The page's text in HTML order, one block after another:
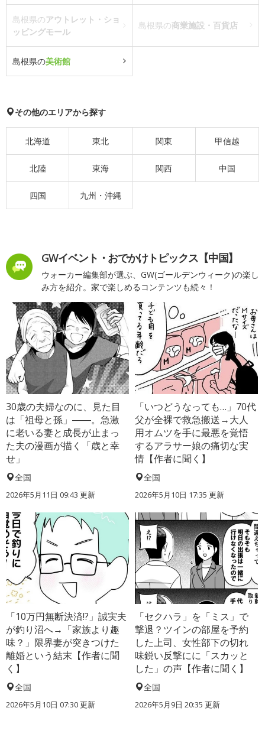
島根県のアウトレット・ショ
ッピングモール
島根県の商業施設・百貨店
島根県の美術館
その他のエリアから探す
北海道 東北 関東 甲信越
北陸 東海 関西 中国
四国 九州・沖縄
GWイベント・おでかけトピックス【中国】
ウォーカー編集部が選ぶ、GW(ゴールデンウィーク)の楽し
み方を紹介。家で楽しめるコンテンツも続々！
30歳の夫婦なのに、見た目
は「祖母と孫」――。急激
に老いる妻と成長が止まっ
た夫の漫画が描く「歳と幸
せ」
全国
2026年5月11日 09:43 更新
「いつどうなっても…」70代
父が全裸で救急搬送→大人
用オムツを手に最悪を覚悟
するアラサー娘の痛切な実
情【作者に聞く】
全国
2026年5月10日 17:35 更新
「10万円無断決済!?」誠実夫
が釣り沼へ→「家族より趣
味？」限界妻が突きつけた
離婚という結末【作者に聞
く】
全国
2026年5月10日 07:30 更新
「セクハラ」を「ミス」で
撃退？ツインの部屋を予約
した上司、女性部下の切れ
味鋭い反撃にに「スカッと
した」の声【作者に聞く】
全国
2026年5月9日 20:35 更新